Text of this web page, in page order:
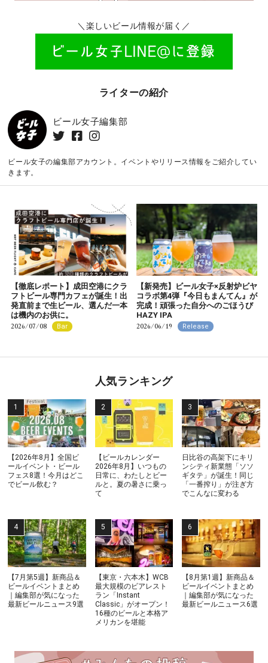
＼楽しいビール情報が届く／
ライターの紹介
ビール女子編集部
ビール女子の編集部アカウント。イベントやリリース情報をご紹介してい
きます。
【徹底レポート】成田空港にクラ
フトビール専門カフェが誕生！出
発直前まで生ビール、選んだ一本
は機内のお供に。
2026/07/08 Bar
【新発売】ビール女子×反射炉ビヤ
コラボ第4弾『今日もまんてん』が
完成！頑張った自分へのごほうび
HAZY IPA
2026/06/19 Release
人気ランキング
【2026年8月】全国ビ
ールイベント・ビール
フェス8選！今月はどこ
でビール飲む？
【ビールカレンダー
2026年8月】いつもの
日常に、わたしとビー
ルと。夏の暑さに乗っ
て
日比谷の高架下にキリ
ンシティ新業態「ソソ
ギタテ」が誕生！同じ
「一番搾り」が注ぎ方
でこんなに変わる
【7月第5週】新商品＆
ビールイベントまとめ
｜編集部が気になった
最新ビールニュース9選
【東京・六本木】WCB
最大規模のビアレスト
ラン「Instant
Classic」がオープン！
16種のビールと本格ア
メリカンを堪能
【8月第1週】新商品＆
ビールイベントまとめ
｜編集部が気になった
最新ビールニュース6選